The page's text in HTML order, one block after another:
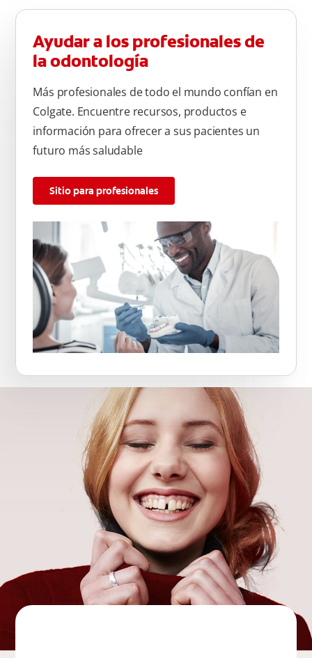
Ayudar a los profesionales de
la odontología
Más profesionales de todo el mundo confían en
Colgate. Encuentre recursos, productos e
información para ofrecer a sus pacientes un
futuro más saludable
Sitio para profesionales